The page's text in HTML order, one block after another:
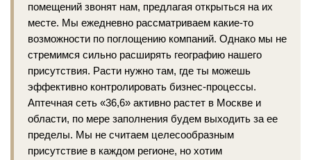
помещений звонят нам, предлагая открыться на их
месте. Мы ежедневно рассматриваем какие-то
возможности по поглощению компаний. Однако мы не
стремимся сильно расширять географию нашего
присутствия. Расти нужно там, где ты можешь
эффективно контролировать бизнес-процессы.
Аптечная сеть «36,6» активно растет в Москве и
области, по мере заполнения будем выходить за ее
пределы. Мы не считаем целесообразным
присутствие в каждом регионе, но хотим